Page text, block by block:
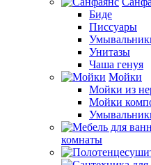
Биде
Писсуары
Унитазы
Чаша генуя
Мойки
Мойки из
Мойки
комнаты